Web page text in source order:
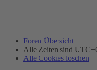
Foren-Übersicht
Alle Zeiten sind
Alle Cookies löschen